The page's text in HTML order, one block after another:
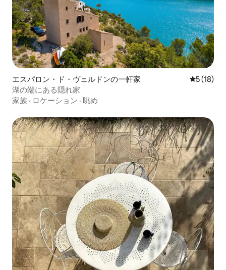
エスパロン・ド・ヴェルドンの一軒家 レビュー
5 (18)
湖の端にある隠れ家
家族 · ロケーション · 眺め